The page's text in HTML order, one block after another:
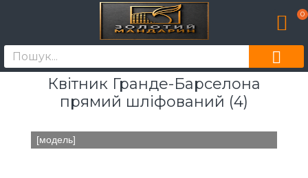
0
Квітник Гранде-Барселона
прямий шліфований (4)
[модель]